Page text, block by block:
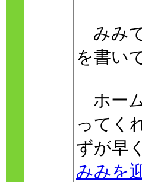
みみ
を書い
ホー
ってく
ずが早
みみを